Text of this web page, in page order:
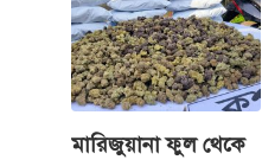
মারিজুয়ানা ফুল থেকে